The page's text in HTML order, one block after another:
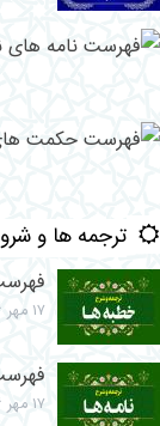
ترجمه ها و
۱۷ مهر ۱۳۹۶
۱۷ مهر ۱۳۹۶